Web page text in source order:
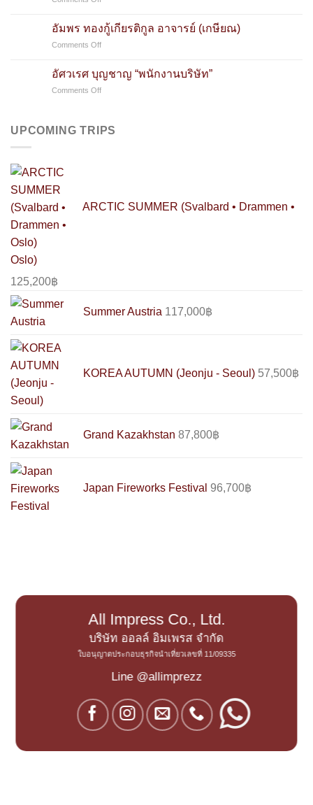
คอมพิวเตอร์
จนา
นันท์
อัมพร ทองกู้เกียรติกูล อาจารย์ (เกษียณ)
Comments Offon
กู้
เกียรติ
(เกษียณ)
อัศวเรศ บุญชาญ “พนักงานบริษัท”
Comments Offon
บุญ
ชาญ
UPCOMING TRIPS
ARCTIC SUMMER (Svalbard • Drammen •
Oslo)
125,200฿
Summer Austria 117,000฿
KOREA AUTUMN (Jeonju - Seoul) 57,500฿
Grand Kazakhstan 87,800฿
Japan Fireworks Festival 96,700฿
All Impress Co., Ltd.
บริษัท ออลล์ อิมเพรส จำกัด
ใบอนุญาตประกอบธุรกิจนำเที่ยวเลขที่ 11/09335
Line @allimprezz